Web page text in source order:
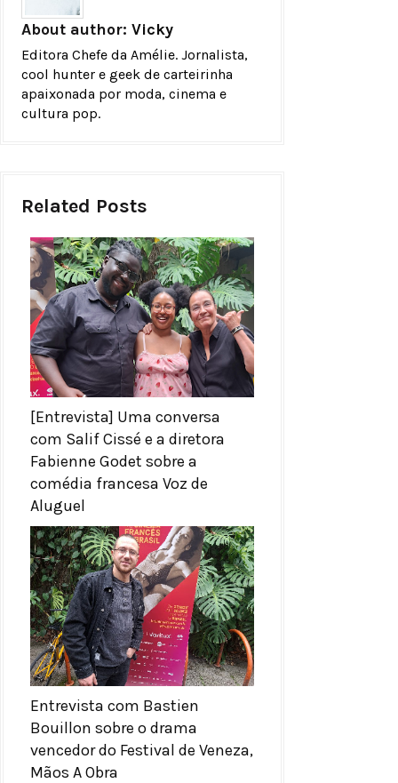
About author: Vicky
Editora Chefe da Amélie. Jornalista,
cool hunter e geek de carteirinha
apaixonada por moda, cinema e
cultura pop.
Related Posts
[Entrevista] Uma conversa
com Salif Cissé e a diretora
Fabienne Godet sobre a
comédia francesa Voz de
Aluguel
Entrevista com Bastien
Bouillon sobre o drama
vencedor do Festival de Veneza,
Mãos A Obra